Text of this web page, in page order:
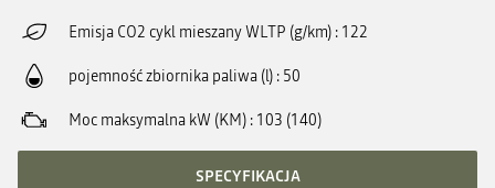
Emisja CO2 cykl mieszany WLTP (g/km) 122
pojemność zbiornika paliwa (l) 50
Moc maksymalna kW (KM) 103 (140)
SPECYFIKACJA